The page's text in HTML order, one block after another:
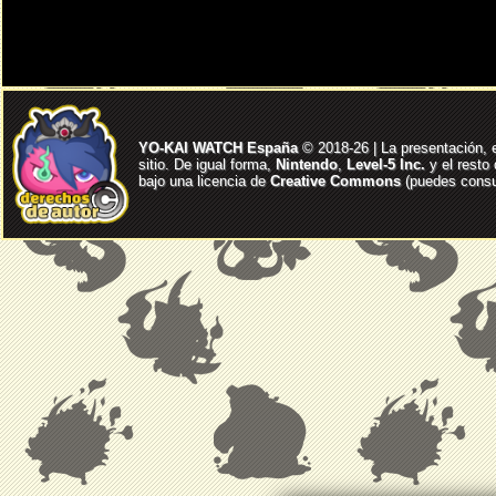
YO-KAI WATCH España© 2018-26 | La presentación,
sitio. De igual forma, Nintendo, Level-5 Inc. y el resto
bajo una licencia deCreative Commons(puedes